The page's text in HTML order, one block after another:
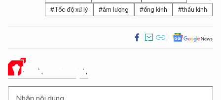
#Tốc độ xử lý
#âm lượng #ống kính #thấu kính
Ý KIẾN CỦA BẠN